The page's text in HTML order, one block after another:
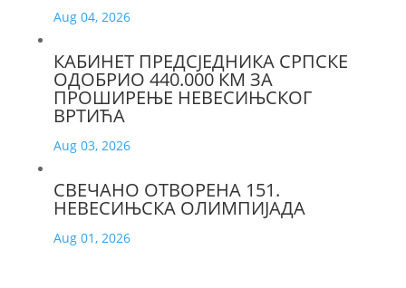
Aug 04, 2026
КАБИНЕТ ПРЕДСЈЕДНИКА СРПСКЕ
ОДОБРИО 440.000 КМ ЗА
ПРОШИРЕЊЕ НЕВЕСИЊСКОГ
ВРТИЋА
Aug 03, 2026
СВЕЧАНО ОТВОРЕНА 151.
НЕВЕСИЊСКА ОЛИМПИЈАДА
Aug 01, 2026